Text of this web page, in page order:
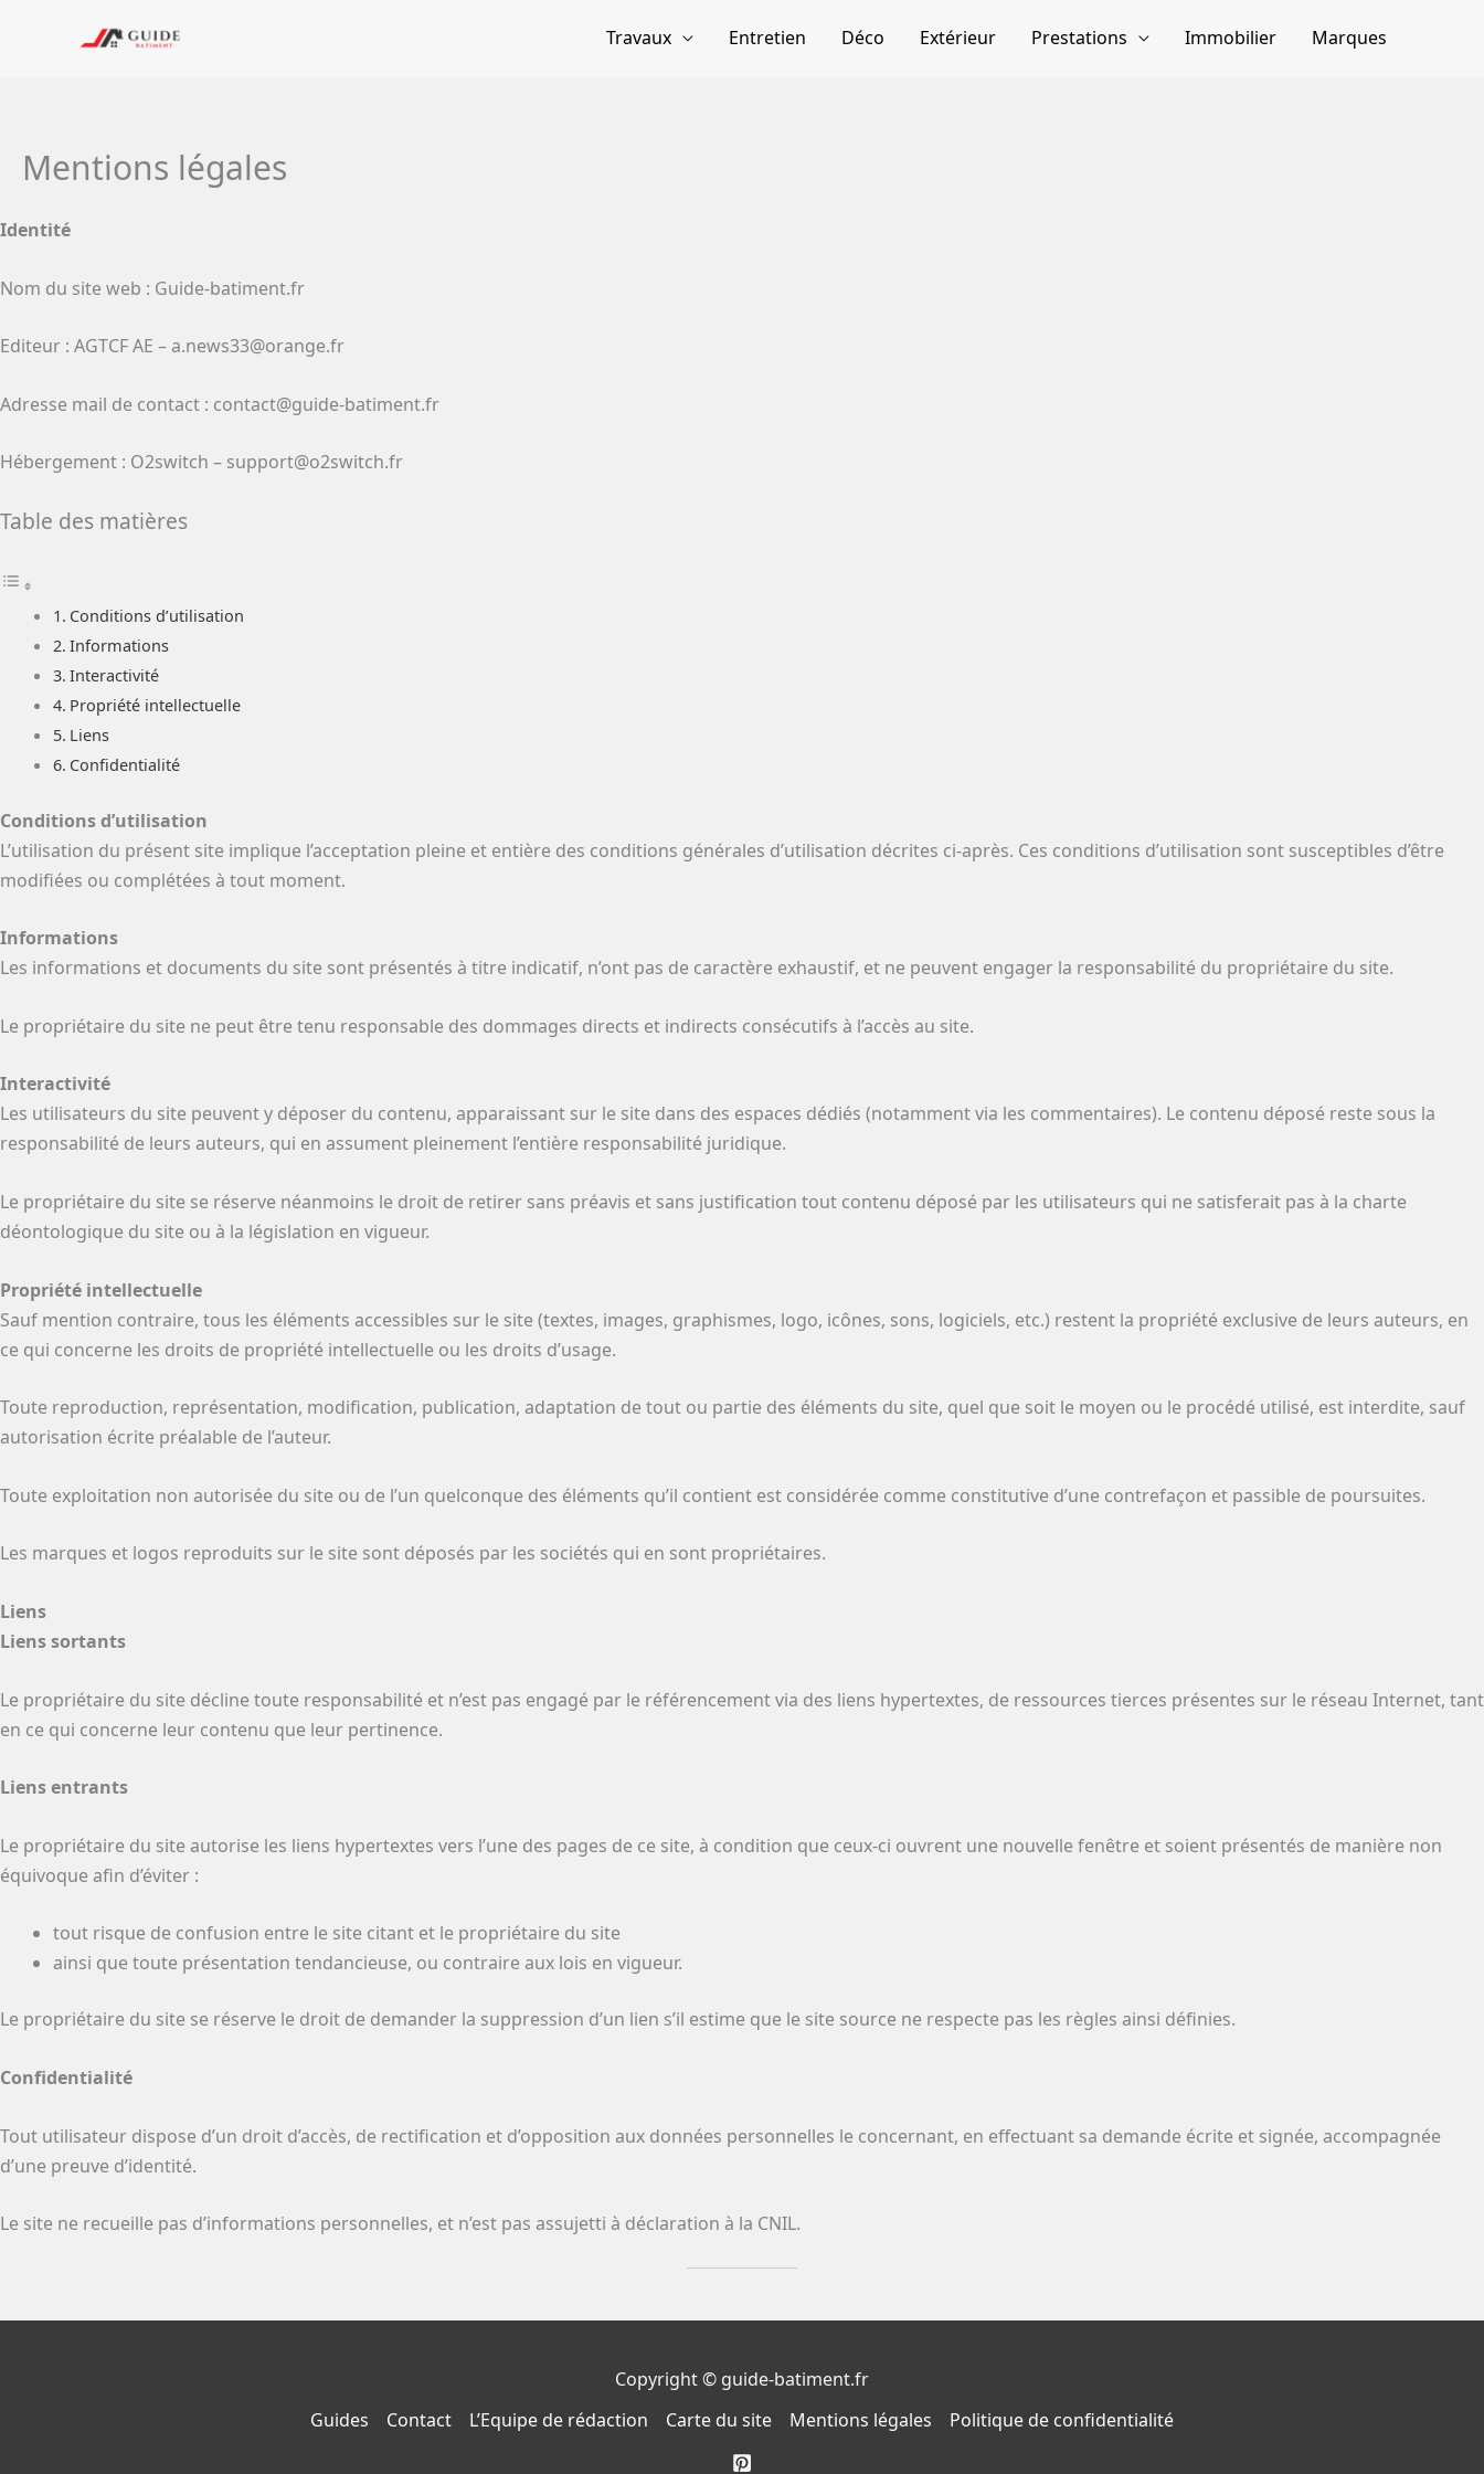
Travaux Entretien Déco Extérieur Prestations Immobilier Marques
Mentions légales
Identité
Nom du site web : Guide-batiment.fr
Editeur : AGTCF AE –a.news33@orange.fr
Adresse mail de contact : contact@guide-batiment.fr
Hébergement : O2switch – support@o2switch.fr
Table des matières
Conditions d’utilisation
Informations
Interactivité
Propriété intellectuelle
Liens
Confidentialité
Conditions d’utilisation
L’utilisation du présent site implique l’acceptation pleine et entière des conditions générales d’utilisation décrites ci-après. Ces conditions d’utilisation sont susceptibles d’être
modifiées ou complétées à tout moment.
Informations
Les informations et documents du site sont présentés à titre indicatif, n’ont pas de caractère exhaustif, et ne peuvent engager la responsabilité du propriétaire du site.
Le propriétaire du site ne peut être tenu responsable des dommages directs et indirects consécutifs à l’accès au site.
Interactivité
Les utilisateurs du site peuvent y déposer du contenu, apparaissant sur le site dans des espaces dédiés (notamment via les commentaires). Le contenu déposé reste sous la
responsabilité de leurs auteurs, qui en assument pleinement l’entière responsabilité juridique.
Le propriétaire du site se réserve néanmoins le droit de retirer sans préavis et sans justification tout contenu déposé par les utilisateurs qui ne satisferait pas à la charte
déontologique du site ou à la législation en vigueur.
Propriété intellectuelle
Sauf mention contraire, tous les éléments accessibles sur le site (textes, images, graphismes, logo, icônes, sons, logiciels, etc.) restent la propriété exclusive de leurs auteurs, en
ce qui concerne les droits de propriété intellectuelle ou les droits d’usage.
Toute reproduction, représentation, modification, publication, adaptation de tout ou partie des éléments du site, quel que soit le moyen ou le procédé utilisé, est interdite, sauf
autorisation écrite préalable de l’auteur.
Toute exploitation non autorisée du site ou de l’un quelconque des éléments qu’il contient est considérée comme constitutive d’une contrefaçon et passible de poursuites.
Les marques et logos reproduits sur le site sont déposés par les sociétés qui en sont propriétaires.
Liens
Liens sortants
Le propriétaire du site décline toute responsabilité et n’est pas engagé par le référencement via des liens hypertextes, de ressources tierces présentes sur le réseau Internet, tant
en ce qui concerne leur contenu que leur pertinence.
Liens entrants
Le propriétaire du site autorise les liens hypertextes vers l’une des pages de ce site, à condition que ceux-ci ouvrent une nouvelle fenêtre et soient présentés de manière non
équivoque afin d’éviter :
tout risque de confusion entre le site citant et le propriétaire du site
ainsi que toute présentation tendancieuse, ou contraire aux lois en vigueur.
Le propriétaire du site se réserve le droit de demander la suppression d’un lien s’il estime que le site source ne respecte pas les règles ainsi définies.
Confidentialité
Tout utilisateur dispose d’un droit d’accès, de rectification et d’opposition aux données personnelles le concernant, en effectuant sa demande écrite et signée, accompagnée
d’une preuve d’identité.
Le site ne recueille pas d’informations personnelles, et n’est pas assujetti à déclaration à la CNIL.
Copyright © guide-batiment.fr
Guides
Contact L’Equipe de rédaction Carte du site Mentions légales Politique de confidentialité